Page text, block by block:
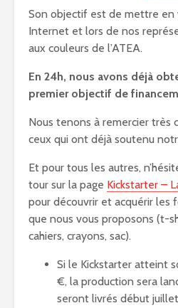
Son objectif est de mettre en
Internet et lors de nos
aux couleurs de l’ATEA.
En 24h, nous avons déjà
premier objectif de
Nous tenons à remercier très
ceux qui ont déjà soutenu
Et pour tous les autres,
tour sur la page Kickstarter –
pour découvrir et acquérir les
que nous vous proposons (t-
cahiers, crayons, sac).
Si le Kickstarter atteint
€, la production sera
seront livrés début